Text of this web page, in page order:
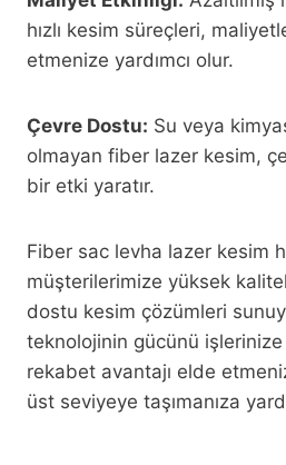
hızlı kesim süreçleri,
etmenize yardımcı olur.
Çevre Dostu: Su veya
olmayan fiber lazer kesim,
bir etki yaratır.
Fiber sac levha lazer kesim
müşterilerimize yüksek
dostu kesim çözümleri
teknolojinin gücünü
rekabet avantajı elde
üst seviyeye taşımanıza